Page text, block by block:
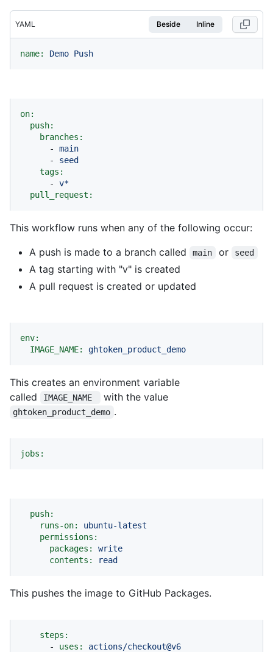
YAML Beside Inline
name: Demo Push
on:
push:
branches:
-
main
-
seed
tags:
-
v*
pull_request:
This workflow runs when any of the following occur:
A push is made to a branch called
main or seed
A tag starting with "v" is created
A pull request is created or updated
env:
IMAGE_NAME:
ghtoken_product_demo
This creates an environment variable
called
IMAGE_NAME with the value
ghtoken_product_demo .
jobs:
push:
runs-on:
ubuntu-latest
permissions:
packages:
write
contents:
read
This pushes the image to GitHub Packages.
steps:
-
uses:
actions/checkout@v6